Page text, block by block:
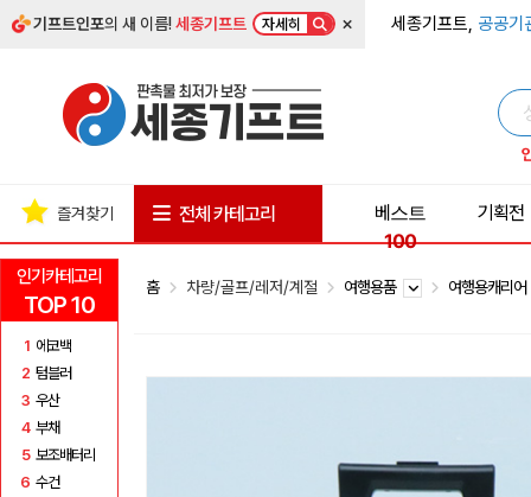
기프트인포의 새 이름!세종기프트 자세히 × 세종기프트, 공공기
인기카테고리
TOP 10
1 에코백
2 텀블러
3 우산
4 부채
5 보조배터리
6 수건
즐겨찾기 전체 카테고리
베스트
100
기획전
홈 차량/골프/레저/계절 여행용품 여행용캐리